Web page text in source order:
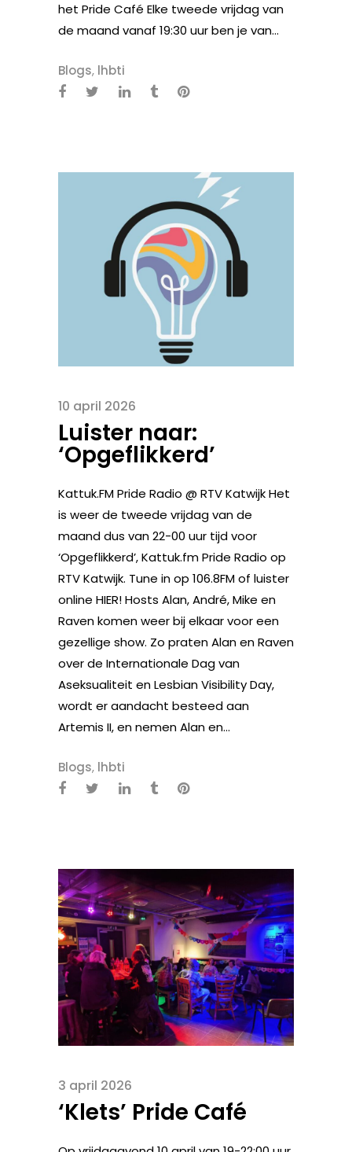
het Pride Café Elke tweede vrijdag van
de maand vanaf 19:30 uur ben je van...
Blogs, lhbti
10 april 2026
Luister naar:
‘Opgeflikkerd’
Kattuk.FM Pride Radio @ RTV Katwijk Het
is weer de tweede vrijdag van de
maand dus van 22-00 uur tijd voor
‘Opgeflikkerd’, Kattuk.fm Pride Radio op
RTV Katwijk. Tune in op 106.8FM of luister
online HIER! Hosts Alan, André, Mike en
Raven komen weer bij elkaar voor een
gezellige show. Zo praten Alan en Raven
over de Internationale Dag van
Aseksualiteit en Lesbian Visibility Day,
wordt er aandacht besteed aan
Artemis II, en nemen Alan en...
Blogs, lhbti
3 april 2026
‘Klets’ Pride Café